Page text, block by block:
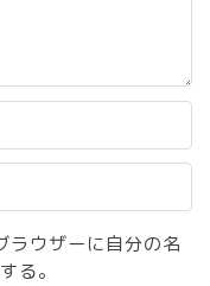
ラウザーに自分の名
る。